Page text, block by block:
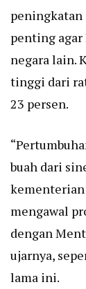
penting agar
negara lain.
tinggi dari
23 persen.
buah dari
kementerian
mengawal
dengan
ujarnya,
lama ini.